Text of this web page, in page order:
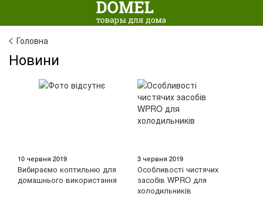
Головна
Новини
10 червня 2019
Вибираємо коптильню для
домашнього використання
3 червня 2019
Особливості чистячих
засобів WPRO для
холодильників